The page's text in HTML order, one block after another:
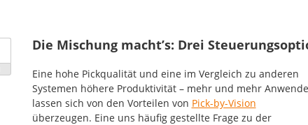
Die Mischung macht’s: Drei
Eine hohe Pickqualität und eine im Vergleich zu anderen
Systemen höhere Produktivität – mehr und mehr
lassen sich von den Vorteilen von Pick-by-Vision
überzeugen. Eine uns häufig gestellte Frage zu der